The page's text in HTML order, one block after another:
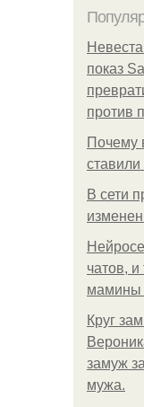
показ
против
Почему
В сети
чатов, и
мамины
Круг
замуж
мужа.